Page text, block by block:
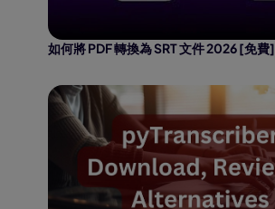
如何將 PDF 轉換為 SRT 文件 2026 [免費]